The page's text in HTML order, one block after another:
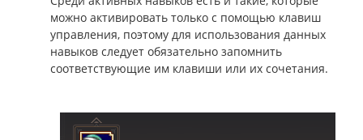
можно активировать только с помощью клавиш
управления, поэтому для использования данных
навыков следует обязательно запомнить
соответствующие им клавиши или их сочетания.